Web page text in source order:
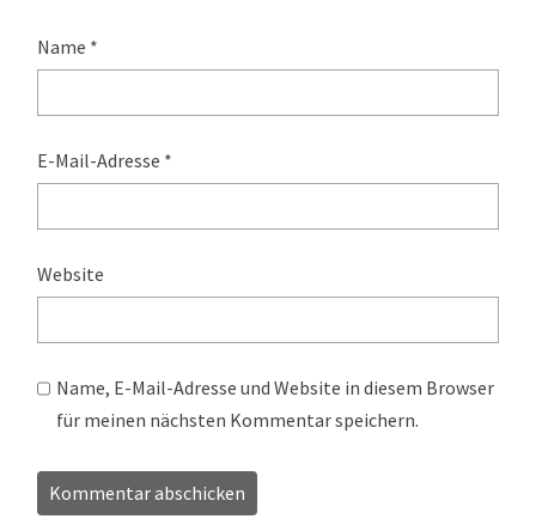
Name *
E-Mail-Adresse *
Website
Name, E-Mail-Adresse und Website in diesem Browser
für meinen nächsten Kommentar speichern.